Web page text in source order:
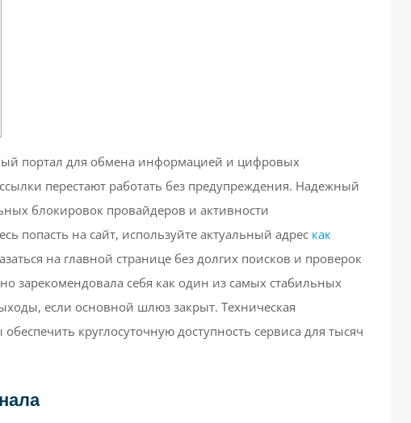
портал для обмена информацией и цифровых
перестают работать без предупреждения. Надежный
блокировок провайдеров и активности
попасть на сайт, используйте актуальный адрес как
на главной странице без долгих поисков и проверок
зарекомендовала себя как один из самых стабильных
если основной шлюз закрыт. Техническая
круглосуточную доступность сервиса для тысяч